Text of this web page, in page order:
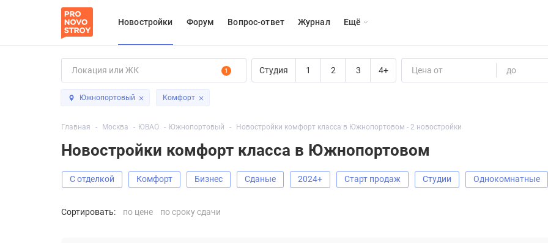
Новостройки Форум Вопрос-ответ Журнал Eщё
1 Студия 1 2 3 4+ Цена от до
Южнопортовый Комфорт
Главная Москва ЮВАО Южнопортовый Новостройки комфорт класса в Южнопортовом - 2 новостройки
Новостройки комфорт класса в Южнопортовом
С отделкой Комфорт Бизнес Сданые 2024+ старт продаж Студии Однокомнатные
Сортировать: по цене по сроку сдачи